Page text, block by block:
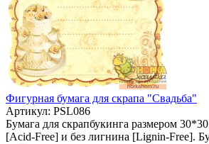
Фигурная бумага для скрапа "Свадьба"
Артикул: PSL086
Бумага для скрапбукинга размером
[Acid-Free] и без лигнина [Lignin-Free].